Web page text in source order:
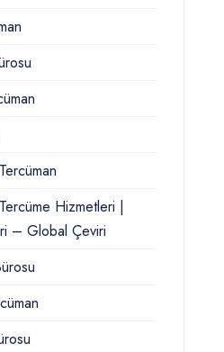
Hizmetleri |
– Global Çeviri